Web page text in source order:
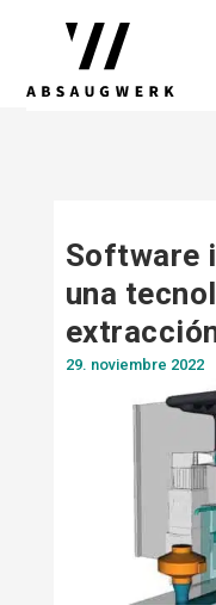
Software
una
29. noviembre 2022